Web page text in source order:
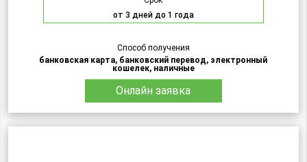
от 3 дней до 1 года
Способ получения
банковская карта, банковский перевод, электронный
кошелек, наличные
Онлайн заявка